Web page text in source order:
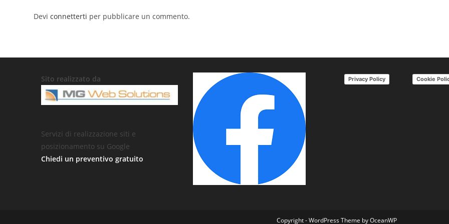
Deviconnetterti per pubblicare un commento.
Sito realizzato da
Servizi di realizzazione siti e
posizionamento su Google
Chiedi un preventivo gratuito
Privacy Policy Cookie
Copyright - WordPress Theme by OceanWP